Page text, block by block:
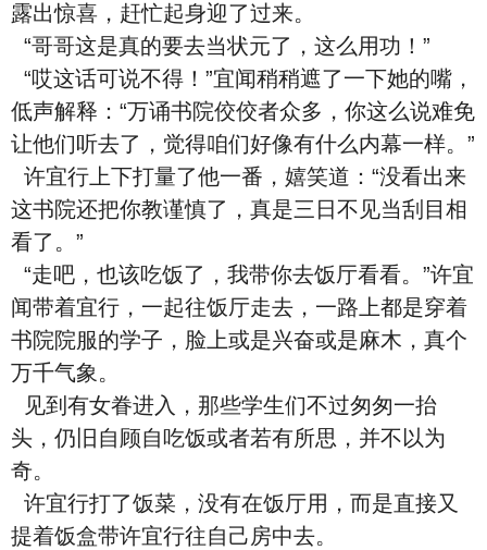
露出惊喜，赶忙起身迎了过来。
“哥哥这是真的要去当状元了，这么用功！”
“哎这话可说不得！”宜闻稍稍遮了一下她的嘴，
低声解释：“万诵书院佼佼者众多，你这么说难免
让他们听去了，觉得咱们好像有什么内幕一样。”
许宜行上下打量了他一番，嬉笑道：“没看出来
这书院还把你教谨慎了，真是三日不见当刮目相
看了。”
“走吧，也该吃饭了，我带你去饭厅看看。”许宜
闻带着宜行，一起往饭厅走去，一路上都是穿着
书院院服的学子，脸上或是兴奋或是麻木，真个
万千气象。
见到有女眷进入，那些学生们不过匆匆一抬
头，仍旧自顾自吃饭或者若有所思，并不以为
奇。
许宜行打了饭菜，没有在饭厅用，而是直接又
提着饭盒带许宜行往自己房中去。